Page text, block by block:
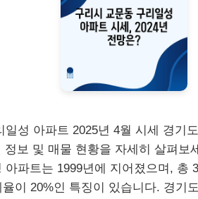
성 아파트 2025년 4월 시세 경기
보 및 매물 현황을 자세히 살펴보
파트는 1999년에 지어졌으며, 총
이 20%인 특징이 있습니다. 경기